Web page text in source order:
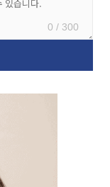
0 / 300